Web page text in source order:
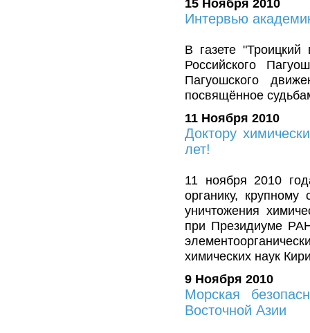
15 Ноября 2010
Интервью
В газете "Троицкий
Российского
Пагуошского
посвящённое
11 Ноября 2010
Доктору
лет!
11 ноября 2010
органику,
уничтожения
при Президиуме
химических наук
9 Ноября 2010
Морская
Восточной Азии